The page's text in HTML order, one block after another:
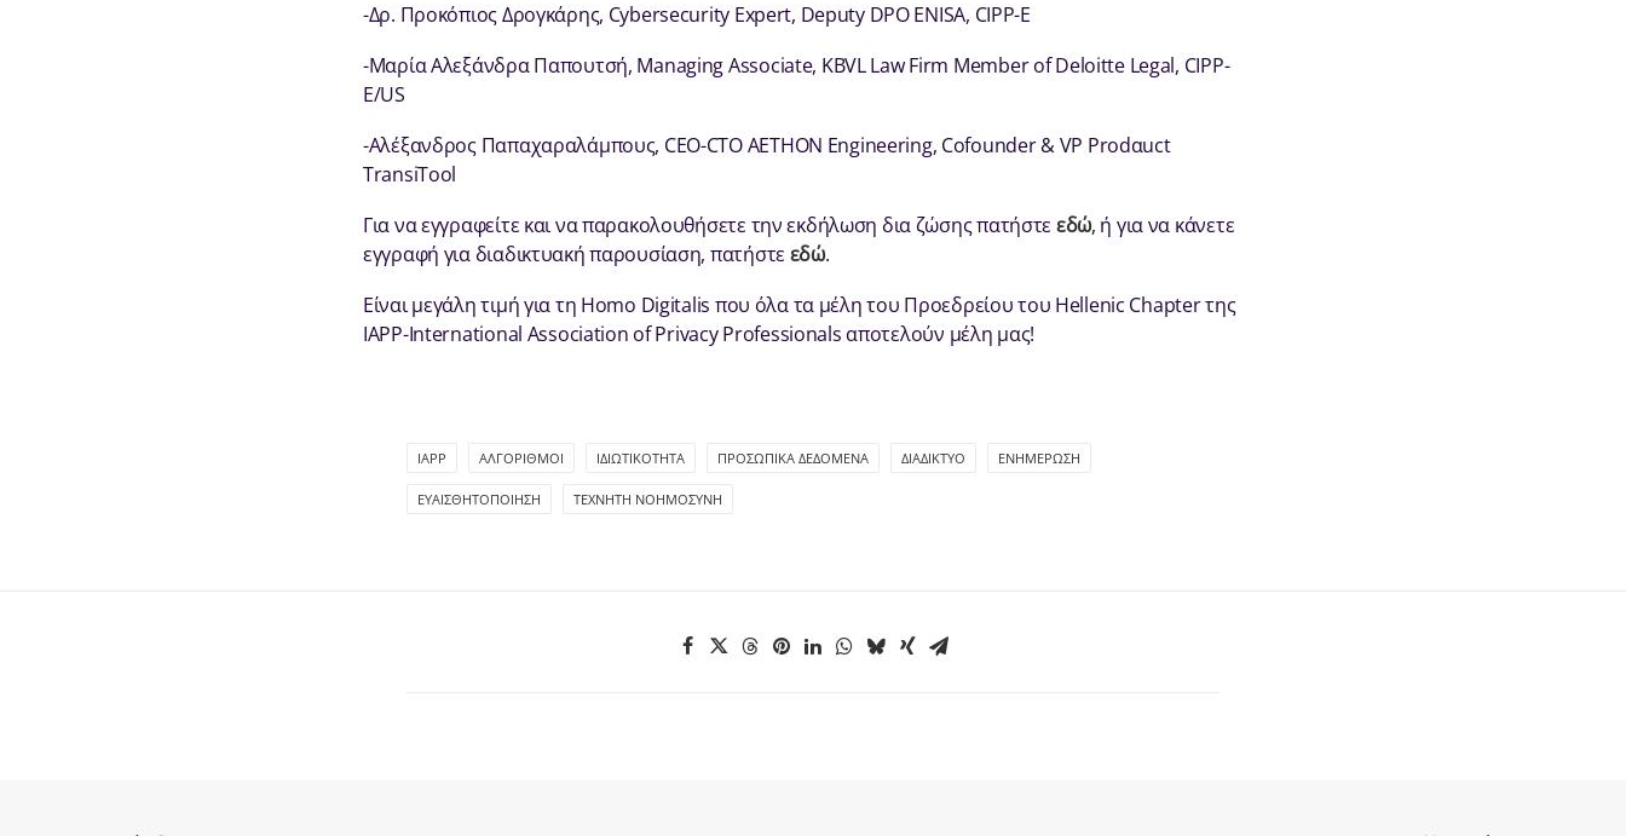
-Δρ. Προκόπιος Δρογκάρης, Cybersecurity Expert, Deputy DPO ENISA, CIPP-E
-Μαρία Αλεξάνδρα Παπουτσή, Managing Associate, KBVL Law Firm Member of Deloitte Legal, CIPP-
E/US
-Αλέξανδρος Παπαχαραλάμπους, CEO-CTO AETHON Engineering, Cofounder & VP Prodαuct
TransiTool
Για να εγγραφείτε και να παρακολουθήσετε την εκδήλωση δια ζώσης πατήστε εδώ, ή για να κάνετε
εγγραφή για διαδικτυακή παρουσίαση, πατήστε εδώ.
Είναι μεγάλη τιμή για τη Homo Digitalis που όλα τα μέλη του Προεδρείου του Hellenic Chapter της
IAPP-International Association of Privacy Professionals αποτελούν μέλη μας!
IAPP ΑΛΓΌΡΙΘΜΟΙ ΙΔΙΩΤΙΚΌΤΗΤΑ ΠΡΟΣΩΠΙΚΆ ΔΕΔΟΜΈΝΑ ΔΙΑΔΊΚΤΥΟ ΕΝΗΜΈΡΩΣΗ
ΕΥΑΙΣΘΗΤΟΠΟΊΗΣΗ ΤΕΧΝΗΤΉ ΝΟΗΜΟΣΎΝΗ